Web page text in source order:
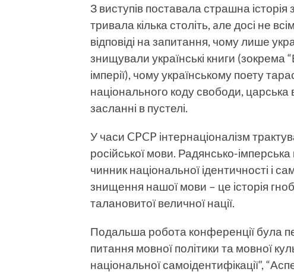
З виступів поставала страшна
тривала кілька століть, aле досі не
відповіді на запитання, чому лише
знищу­вали українські книги (зокрема
імперії), чому українському поету
національного коду свободи,
засланні в пустелі.
У часи CPCP інтернаціоналізм
російської мови. Радянсько-
чинник національної ідентичності і
знищення нашої мови – це історія
талановитої величної нації.
Подальша робота конференції була
питання мовної політики та мовної
національної самоідентифікації”,